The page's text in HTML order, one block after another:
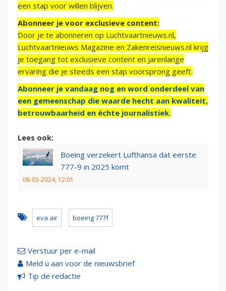
een stap voor willen blijven.
Abonneer je voor exclusieve content:
Door je te abonneren op Luchtvaartnieuws.nl,
Luchtvaartnieuws Magazine en Zakenreisnieuws.nl krijg
je toegang tot exclusieve content en jarenlange
ervaring die je steeds een stap voorsprong geeft.
Abonneer je vandaag nog en word onderdeel van
een gemeenschap die waarde hecht aan kwaliteit,
betrouwbaarheid en échte journalistiek.
Lees ook:
Boeing verzekert Lufthansa dat eerste
777-9 in 2025 komt
08-03-2024, 12:01
eva air boeing 777f
Verstuur per e-mail
Meld u aan voor de nieuwsbrief
Tip de redactie